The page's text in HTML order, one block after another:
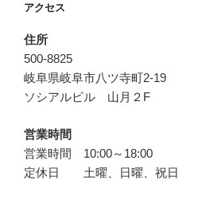
アクセス
住所
500-8825
岐阜県岐阜市八ツ寺町2-19
ソシアルビル 山月２F
営業時間
営業時間 10:00～18:00
定休日 土曜、日曜、祝日